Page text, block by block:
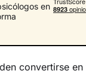
en
convertirse